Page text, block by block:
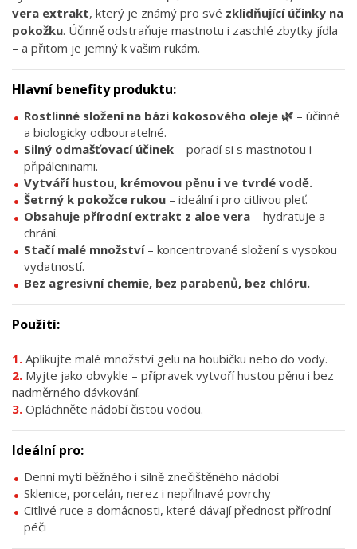
vera extrakt, který je známý pro své zklidňující účinky na
pokožku. Účinně odstraňuje mastnotu i zaschlé zbytky jídla
– a přitom je jemný k vašim rukám.
Hlavní benefity produktu:
Rostlinné složení na bázi kokosového oleje 🌿 – účinné
a biologicky odbouratelné.
Silný odmašťovací účinek – poradí si s mastnotou i
připáleninami.
Vytváří hustou, krémovou pěnu i ve tvrdé vodě.
Šetrný k pokožce rukou – ideální i pro citlivou pleť.
Obsahuje přírodní extrakt z aloe vera – hydratuje a
chrání.
Stačí malé množství – koncentrované složení s vysokou
vydatností.
Bez agresivní chemie, bez parabenů, bez chlóru.
Použití:
Aplikujte malé množství gelu na houbičku nebo do vody.
Myjte jako obvykle – přípravek vytvoří hustou pěnu i bez
nadměrného dávkování.
Opláchněte nádobí čistou vodou.
Ideální pro:
Denní mytí běžného i silně znečištěného nádobí
Sklenice, porcelán, nerez i nepřilnavé povrchy
Citlivé ruce a domácnosti, které dávají přednost přírodní
péči